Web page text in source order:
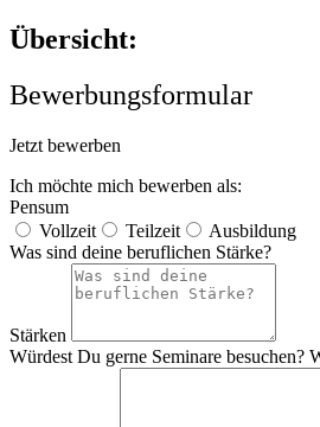
Übersicht:
Bewerbungsformular
Jetzt bewerben
Ich möchte mich bewerben als:
Pensum
Vollzeit
Teilzeit
Ausbildung
Was sind deine beruflichen Stärke?
Stärken
Würdest Du gerne Seminare besuchen?